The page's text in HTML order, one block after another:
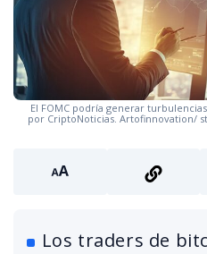
El FOMC podría generar
por CriptoNoticias. Artofinnovation/
Los traders de